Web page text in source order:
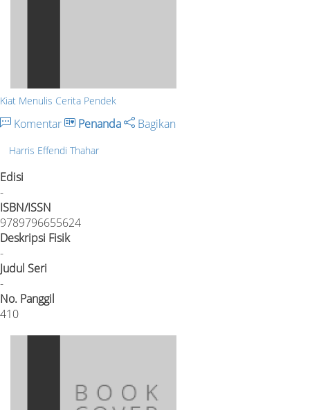
Kiat Menulis Cerita Pendek
Komentar Penanda Bagikan
Harris Effendi Thahar
Edisi
-
ISBN/ISSN
9789796655624
Deskripsi Fisik
-
Judul Seri
-
No. Panggil
410